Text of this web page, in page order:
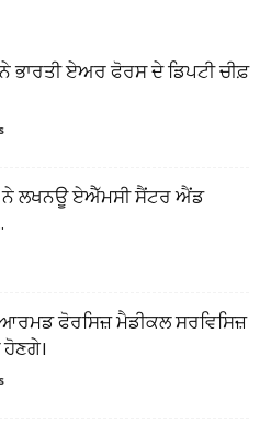
ਏਅਰ ਫੋਰਸ ਦੇ ਡਿਪਟੀ ਚੀਫ਼
ਨੇ ਲਖਨਊ ਏਐੱਮਸੀ ਸੈਂਟਰ ਐਂਡ
ਫੋਰਸਿਜ਼ ਮੈਡੀਕਲ ਸਰਵਿਸਿਜ਼